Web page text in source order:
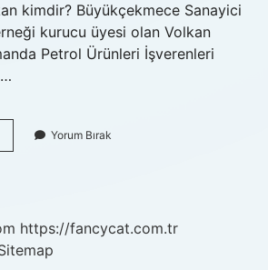
kimdir? Büyükçekmece Sanayici
kurucu üyesi olan Volkan
Petrol Ürünleri İşverenleri
Yorum Bırak
https://fancycat.com.tr